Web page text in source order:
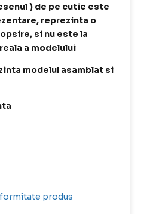
) de pe cutie este
reprezinta o
si nu este la
a modelului
modelul asamblat si
produs